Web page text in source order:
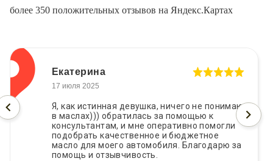
более 350 положительных отзывов на Яндекс.Картах
Екатерина
17 июля 2025
Я, как истинная девушка, ничего не понимаю
в маслах))) обратилась за помощью к
консультантам, и мне оперативно помогли
подобрать качественное и бюджетное
масло для моего автомобиля. Благодарю за
помощь и отзывчивость.